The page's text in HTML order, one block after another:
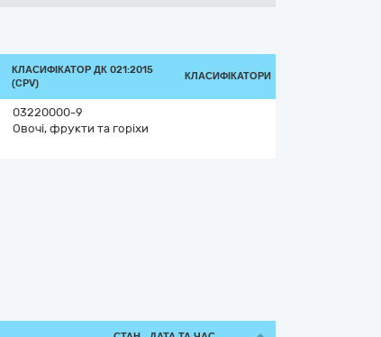
КЛАСИФІКАТОР ДК 021:2015
(CPV)
КЛАСИФІКАТОРИ
03220000-9
Овочі, фрукти та горіхи